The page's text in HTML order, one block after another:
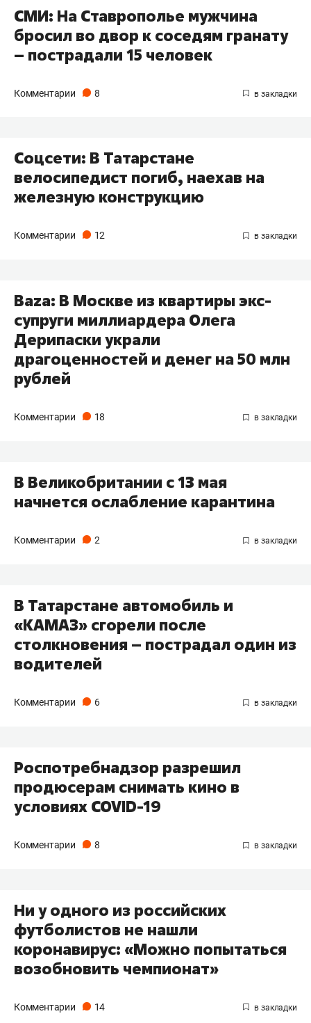
СМИ: На Ставрополье мужчина
бросил во двор к соседям гранату
– пострадали 15 человек
Комментарии 8
Соцсети: В Татарстане
велосипедист погиб, наехав на
железную конструкцию
Комментарии 12
Baza: В Москве из квартиры экс-
супруги миллиардера Олега
Дерипаски украли
драгоценностей и денег на 50 млн
рублей
Комментарии 18
В Великобритании с 13 мая
начнется ослабление карантина
Комментарии 2
В Татарстане автомобиль и
«КАМАЗ» сгорели после
столкновения – пострадал один из
водителей
Комментарии 6
Роспотребнадзор разрешил
продюсерам снимать кино в
условиях COVID-19
Комментарии 8
Ни у одного из российских
футболистов не нашли
коронавирус: «Можно попытаться
возобновить чемпионат»
Комментарии 14